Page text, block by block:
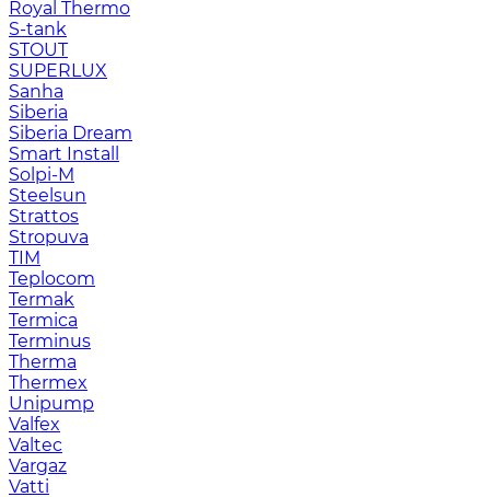
Royal Thermo
S-tank
STOUT
SUPERLUX
Sanha
Siberia
Siberia Dream
Smart Install
Solpi-M
Steelsun
Strattos
Stropuva
TIM
Teplocom
Termak
Termica
Terminus
Therma
Thermex
Unipump
Valfex
Valtec
Vargaz
Vatti